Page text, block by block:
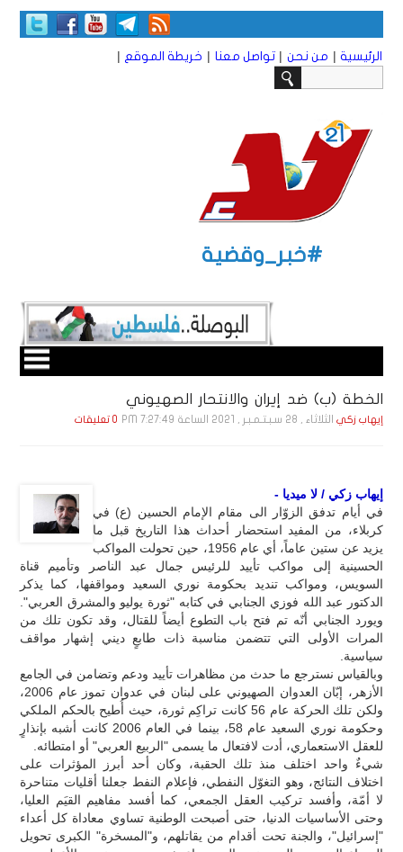
الرئيسية | من نحن | تواصل معنا | خريطة الموقع |
#خبر_وقضية
الخطة (ب) ضد إيران والانتحار الصهيوني
إيهاب زكي الثلاثاء , 28 سـبـتـمـبـر , 2021 الساعة 7:27:49 PM 0 تعليقات
إيهاب زكي / لا ميديا -
في أيام تدفق الزوّار الى مقام الإمام الحسين (ع) في
كربلاء، من المفيد استحضار أحداث هذا التاريخ قبل ما
يزيد عن ستين عاماً، أي عام 1956، حين تحولت المواكب
الحسينية إلى مواكب تأييد للرئيس جمال عبد الناصر وتأميم قناة
السويس، ومواكب تنديد بحكومة نوري السعيد ومواقفها، كما يذكر
الدكتور عبد الله فوزي الجنابي في كتابه "ثورة يوليو والمشرق العربي".
ويورد الجنابي أنّه تم فتح باب التطوع أيضاً للقتال، وقد تكون تلك من
المرات الأولى التي تتضمن مناسبة ذات طابعٍ ديني إشهار مواقف
سياسية.
وبالقياس نسترجع ما حدث من مظاهرات تأييد ودعم وتضامن في الجامع
الأزهر، إبّان العدوان الصهيوني على لبنان في عدوان تموز عام 2006،
ولكن تلك الحركة عام 56 كانت تراكِم ثورة، حيث أُطيح بالحكم الملكي
وحكومة نوري السعيد عام 58، بينما في العام 2006 كانت أشبه بإنذارٍ
للعقل الاستعماري، أدت لافتعال ما يسمى "الربيع العربي" أو امتطائه.
شيءٌ واحد اختلف منذ تلك الحقبة، وكان أحد أبرز المؤثرات على
اختلاف النتائج، وهو التغوّل النفطي، فإعلام النفط جعلنا أقليات متناحرة
لا أمّة، وأفسد تركيب العقل الجمعي، كما أفسد مفاهيم القيَم العليا،
وحتى الأساسيات الدنيا، حتى أصبحت الوطنية تساوي معاداة كل أعداء
"إسرائيل"، والجنة تحت أقدام من يقاتلهم، و"المسخرة" الكبرى تحويل